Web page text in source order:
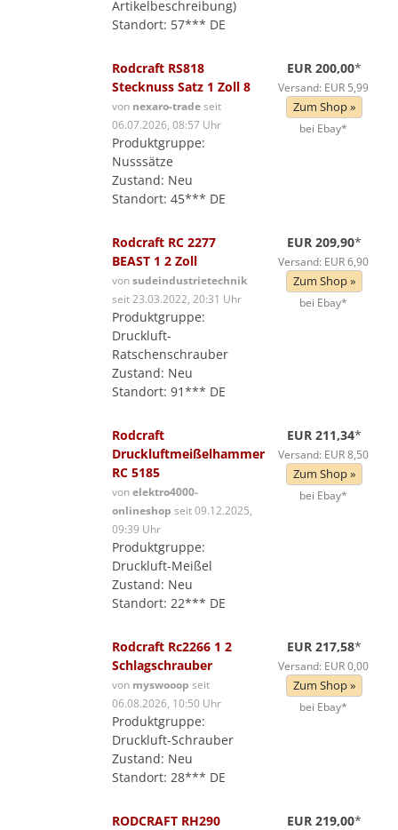
Artikelbeschreibung)
Standort: 57*** DE
Rodcraft RS818
Stecknuss Satz 1 Zoll 8
von nexaro-tradeseit
06.07.2026, 08:57 Uhr
Produktgruppe:
Nusssätze
Zustand: Neu
Standort: 45*** DE
EUR 200,00*
Versand: EUR 5,99
Zum Shop »
bei Ebay*
Rodcraft RC 2277
BEAST 1 2 Zoll
vonsudeindustrietechnik
seit 23.03.2022, 20:31 Uhr
Produktgruppe:
Druckluft-
Ratschenschrauber
Zustand: Neu
Standort: 91*** DE
EUR 209,90*
Versand: EUR 6,90
Zum Shop »
bei Ebay*
Rodcraft
Druckluftmeißelhammer
RC 5185
vonelektro4000-
onlineshop seit 09.12.2025,
09:39 Uhr
Produktgruppe:
Druckluft-Meißel
Zustand: Neu
Standort: 22*** DE
EUR 211,34*
Versand: EUR 8,50
Zum Shop »
bei Ebay*
Rodcraft Rc2266 1 2
Schlagschrauber
von myswooop seit
06.08.2026, 10:50 Uhr
Produktgruppe:
Druckluft-Schrauber
Zustand: Neu
Standort: 28*** DE
EUR 217,58*
Versand: EUR 0,00
Zum Shop »
bei Ebay*
RODCRAFT RH290
EUR 219,00*